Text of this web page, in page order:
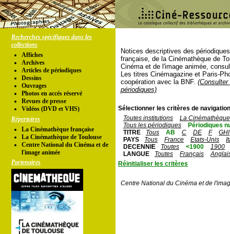
Recherches spécifiques dans les
collections
Affiches
Archives
Articles de périodiques
Dessins
Ouvrages
Photos en accés réservé
Revues de presse
Vidéos (DVD et VHS)
Répertoires
La Cinémathèque française
La Cinémathèque de Toulouse
Centre National du Cinéma et de
l'image animée
Partenaires
Notices descriptives des
française, de la Cinémathèque de
Cinéma et de l'image animée,
Les titres Cinémagazine et Paris-
coopération avec la BNF.
périodiques)
Sélectionner les critères de
Toutes institutions
La
Tous les périodiques
Périodiques
TITRE
Tous AB C DE F
GHI
PAYS
Tous France Etats-Unis
DECENNIE
Toutes <1900
1900
LANGUE
Toutes Français
Réinitialiser les critères
Centre National du Cinéma et de